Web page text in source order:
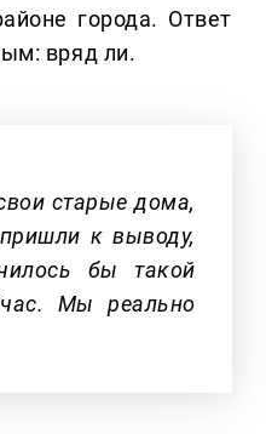
города. Ответ
вряд ли.
старые дома,
к выводу,
бы такой
Мы реально